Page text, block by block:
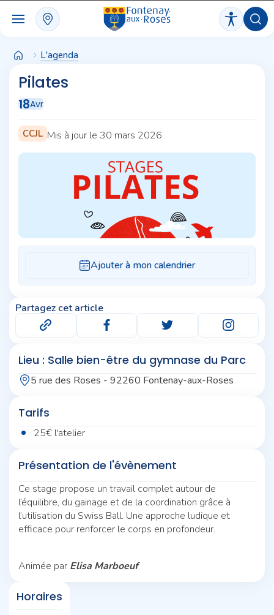
L'agenda
Pilates
18Avr
CCJL Mis à jour le 30 mars 2026
Partagez cet article
Lieu : Salle bien-être du gymnase du Parc
5 rue des Roses - 92260 Fontenay-aux-Roses
Tarifs
25€ l'atelier
Présentation de l'évènement
Ce stage propose un travail complet autour de
l’équilibre, du gainage et de la coordination grâce à
l’utilisation du Swiss Ball. Une approche ludique et
efficace pour renforcer le corps en profondeur.
Animée par Elisa Marboeuf
Horaires
Panneau de gestion des cookies